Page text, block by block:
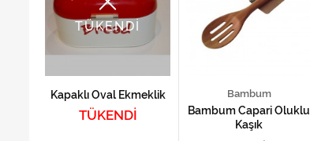
TÜKENDİ
Kapaklı Oval Ekmeklik
TÜKENDİ
Bambum
Bambum Capari Oluklu
Kaşık